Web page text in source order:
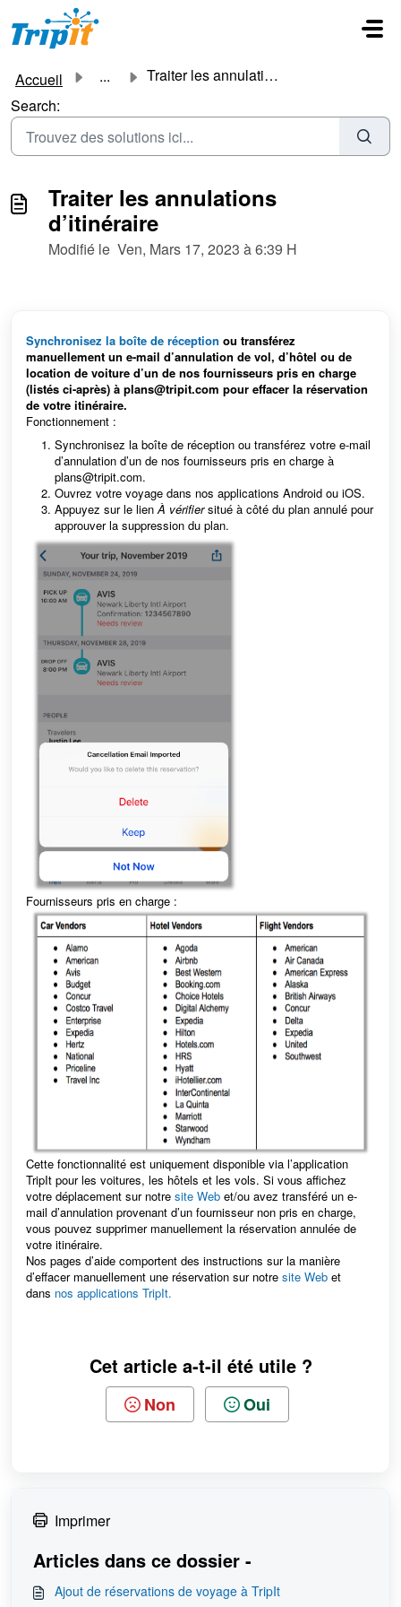
Passer au contenu principal
Accueil ...
Traiter les annulations d’itinéraire
Search:
Traiter les annulations
d’itinéraire
Modifié le Ven, Mars 17, 2023 à 6:39 H
Synchronisez la boîte de réception ou transférez
manuellement un e-mail d’annulation de vol, d’hôtel ou de
location de voiture d’un de nos fournisseurs pris en charge
(listés ci-après) à plans@tripit.com pour effacer la réservation
de votre itinéraire.
Fonctionnement :
Synchronisez la boîte de réception ou transférez votre e-mail
d’annulation d’un de nos fournisseurs pris en charge à
plans@tripit.com.
Ouvrez votre voyage dans nos applications Android ou iOS.
Appuyez sur le lienÀ vérifiersitué à côté du plan annulé pour
approuver la suppression du plan.
Fournisseurs pris en charge :
Cette fonctionnalité est uniquement disponible via l’application
TripIt pour les voitures, les hôtels et les vols. Si vous affichez
votre déplacement sur notre site Web et/ou avez transféré un e-
mail d’annulation provenant d’un fournisseur non pris en charge,
vous pouvez supprimer manuellement la réservation annulée de
votre itinéraire.
Nos pages d’aide comportent des instructions sur la manière
d’effacer manuellement une réservation sur notre site Web et
dans nos applications TripIt.
Cet article a-t-il été utile ?
Non Oui
Imprimer
Articles dans ce dossier -
Ajout de réservations de voyage à TripIt